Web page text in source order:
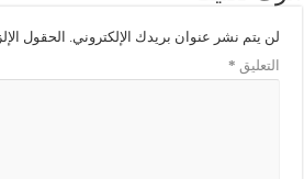
لن يتم نشر عنوان بريدك الإلكتروني. الحقول
التعليق *